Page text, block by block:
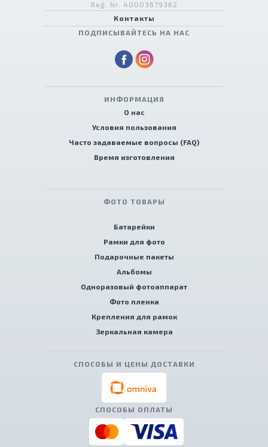
Reģ. Nr. 40003679362
Контакты
ПОДПИСЫВАЙТЕСЬ НА НАС
ИНФОРМАЦИЯ
О нас
Условия пользования
Часто задаваемые вопросы (FAQ)
Время изготовления
ФОТО ТОВАРЫ
Батарейки
Рамки для фото
Подарочные пакеты
Альбомы
Одноразовый фотоаппарат
Фото пленка
Крепления для рамок
Зеркальная камера
СПОСОБЫ И ЦЕНЫ ДОСТАВКИ
СПОСОБЫ ОПЛАТЫ